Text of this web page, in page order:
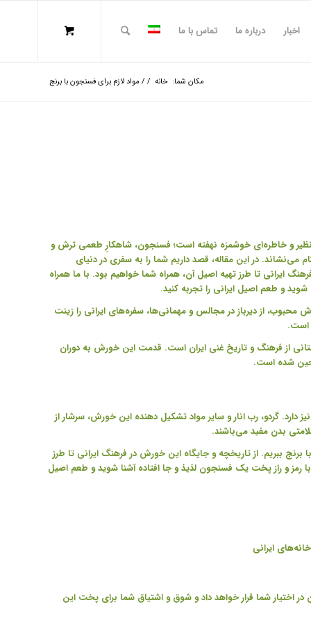
اخبار درباره ما تماس با ما
مکان شما: خانه /
/ مواد لازم برای فسنجون با برنج
و خاطره‌ای خوشمزه نهفته است؛ فسنجون، شاهکارِ طعمی ترش و
می‌نشاند. در این مقاله، قصد داریم شما را به سفری در دنیای
ایرانی تا طرز تهیه اصیل آن، همراه شما خواهیم بود. با ما همراه
و طعم اصیل ایرانی را تجربه کنید.
از دیرباز در مجالس و مهمانی‌ها، سفره‌های ایرانی را زینت
است.
از فرهنگ و تاریخ غنی ایران است. قدمت این خورش به دوران
عجین شده است.
دارد. گردو، رب انار و سایر مواد تشکیل دهنده این خورش، سرشار از
بدن مفید می‌باشند.
ببریم. از تاریخچه و جایگاه این خورش در فرهنگ ایرانی تا طرز
رمز و راز پخت یک فسنجون لذیذ و جا افتاده آشنا شوید و طعم اصیل
ایرانی
اختیار شما قرار خواهد داد و شوق و اشتیاق شما برای پخت این